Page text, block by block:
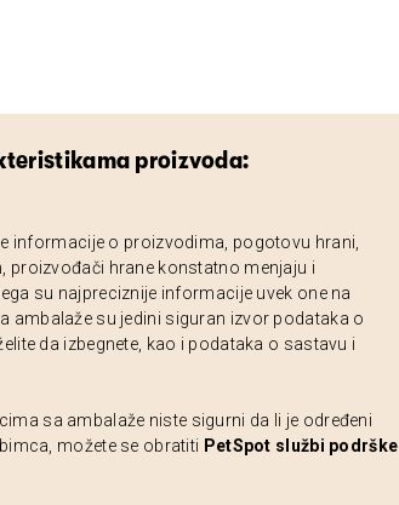
proizvoda:
informacije o proizvodima, pogotovu hrani,
proizvođači hrane konstatno menjaju i
su najpreciznije informacije uvek one na
ambalaže su jedini siguran izvor podataka o
da izbegnete, kao i podataka o sastavu i
sa ambalaže niste sigurni da li je određeni
možete se obratiti PetSpot službi podrške